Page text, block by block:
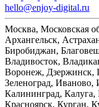
hello@enjoy-digital.ru
Москва, Московская
Архангельск,
Биробиджан,
Владивосток,
Воронеж, Дзержинск,
Зеленоград,
Калининград,
Красноярск, Курган,